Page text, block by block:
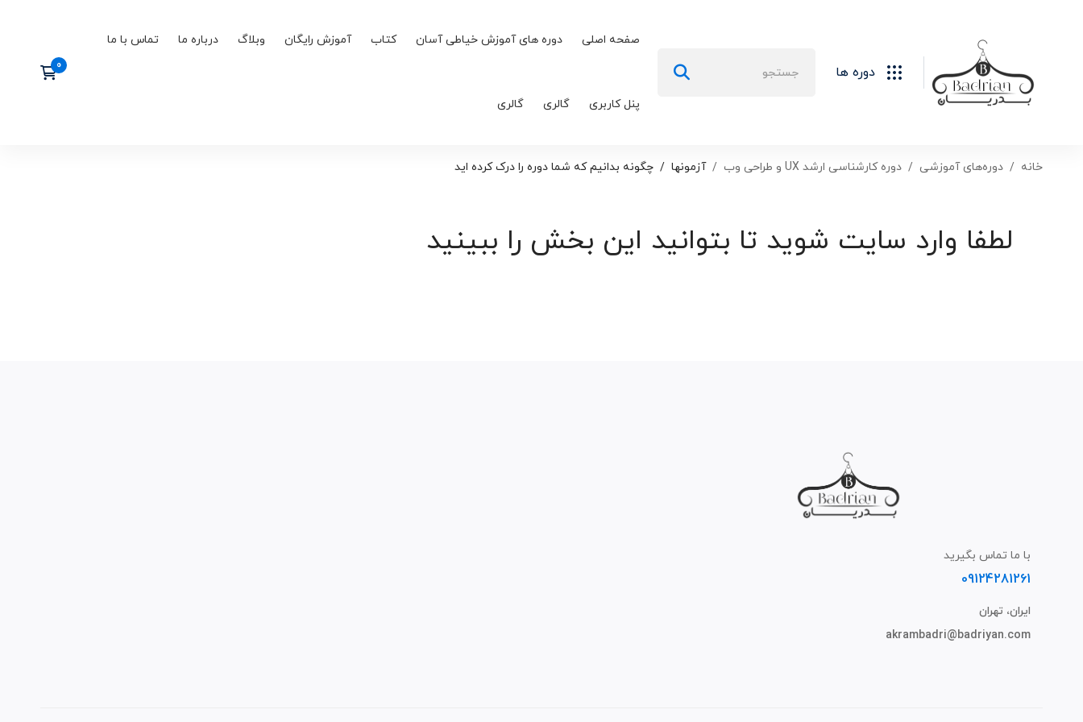
دوره ها
صفحه اصلی دوره های آموزش خیاطی آسان کتاب آموزش رایگان وبلاگ درباره ما تماس با ما
پنل کاربری گالری گالری
خانه دوره‌های آموزشی دوره کارشناسی ارشد UX و طراحی وب آزمونها چگونه بدانیم که شما دوره را درک کرده اید
لطفا وارد سایت شوید تا بتوانید این بخش را ببینید
با ما تماس بگیرید
09124281261
ایران، تهران
akrambadri@badriyan.com